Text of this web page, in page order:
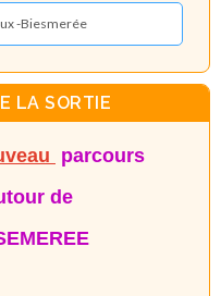
-Biesmerée
LA SORTIE
parcours
de